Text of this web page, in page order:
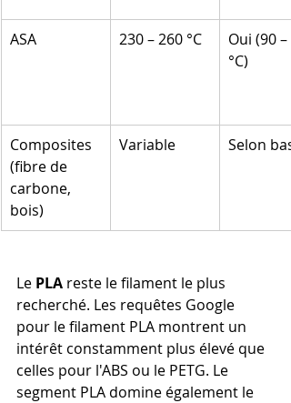
ASA 230 – 260 °C
Oui (90 –
°C)
Composites
(fibre de
carbone,
bois)
Variable Selon
Le PLA reste le filament le plus
recherché. Les requêtes Google
pour le filament PLA montrent un
intérêt constamment plus élevé que
celles pour l'ABS ou le PETG. Le
segment PLA domine également le